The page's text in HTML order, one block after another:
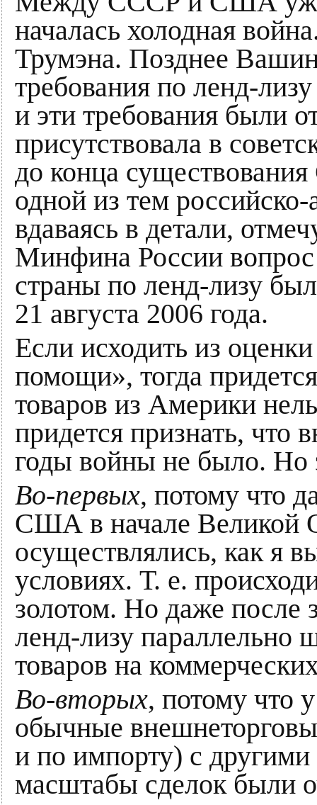
началась холодная
Трумэна. Позднее
требования по ленд-
и эти требования были
присутствовала в
до конца
одной из тем
вдаваясь в детали,
Минфина России вопрос
страны по ленд-лизу
21 августа 2006 года.
Если исходить из
помощи», тогда
товаров из Америки
придется признать,
годы войны не было. Но
Во-первых, потому что
США в начале Великой
осуществлялись, как я
условиях. Т. е.
золотом. Но даже после
ленд-лизу параллельно
товаров на
Во-вторых, потому что
обычные
и по импорту) с
масштабы сделок были